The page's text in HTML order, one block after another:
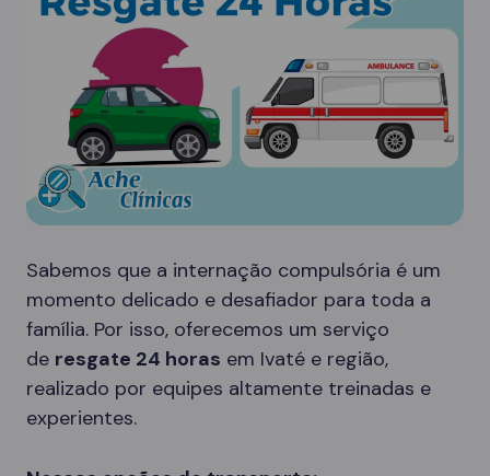
Sabemos que a internação compulsória é um
momento delicado e desafiador para toda a
família. Por isso, oferecemos um serviço
de resgate 24 horas em Ivaté e região,
realizado por equipes altamente treinadas e
experientes.